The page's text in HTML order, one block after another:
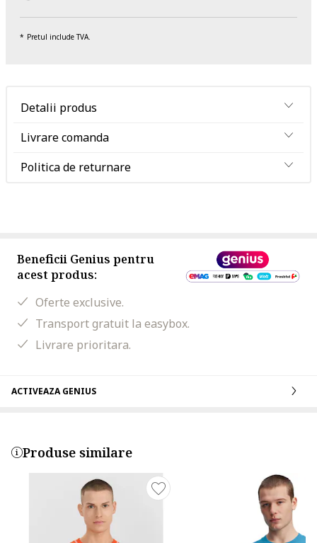
Pretul include TVA.
Detalii produs
Livrare comanda
Politica de returnare
Beneficii Genius pentru
acest produs:
Oferte exclusive.
Transport gratuit la easybox.
Livrare prioritara.
ACTIVEAZA GENIUS
Produse similare